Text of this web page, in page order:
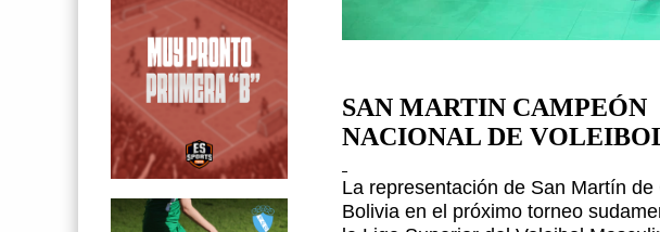
SAN MARTIN CAMPEÓN
NACIONAL DE
La representación de San Martín
Bolivia en el próximo torneo